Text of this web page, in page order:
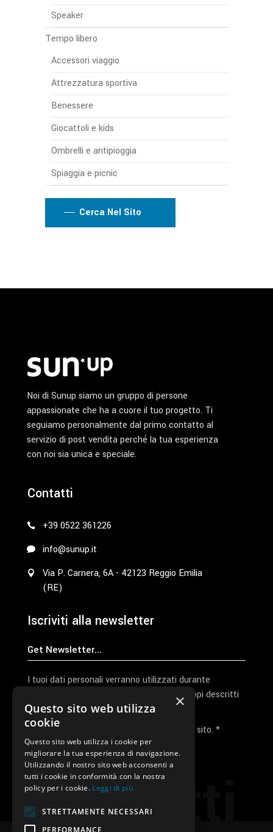
Speaker
Tempo libero
Accessori viaggio
Attrezzatura sportiva
Benessere
Giocattoli e kids
Ombrelli e antipioggia
Spiaggia e picnic
Cerca Nel Sito
Contatti
Noi di Sunup siamo un gruppo di persone
appassionate che ha a cuore il tuo progetto. Ti
seguiamo personalmente dal primo contatto al
servizio di post vendita perché la tua esperienza
con noi sia unica e speciale.
Contatti
+39 0522 361226
info@sunup.it
Via P. Carnera, 6A - 42123 Reggio Emilia
(RE)
Iscriviti alla newsletter
I tuoi dati personali verranno utilizzati durante
l'elaborazione della richiesta e per altri scopi descritti
nella nostraprivacy policy
Ho letto e accetto la privacy policy del sito. *
Invia I Dati
×
Questo sito web utilizza
cookie
Questo sito web utilizza i cookie per
migliorare la tua esperienza di navigazione.
Utilizzando il nostro sito web acconsenti a
tutti i cookie in conformità con la nostra
policy per i cookie. Leggi di più
STRETTAMENTE NECESSARI
PERFORMANCE